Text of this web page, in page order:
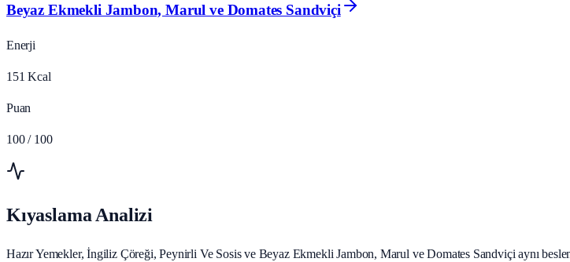
Beyaz Ekmekli Jambon, Marul ve Domates Sandviçi
Enerji
151 Kcal
Puan
100 / 100
Kıyaslama Analizi
Hazır Yemekler, İngiliz Çöreği, Peynirli Ve Sosis ve Beyaz Ekmekli Jambon, Marul ve Domates Sandviçi aynı